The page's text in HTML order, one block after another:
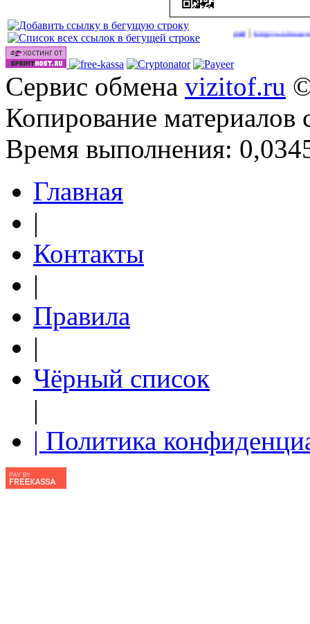
2026 году(40)|http://onlinevideos.cc/go/out.php http://onlinevideos.cc/
Сервис обмена vizitof.ru
Копирование материалов
Время выполнения:
Главная
|
Контакты
|
Правила
|
Чёрный список
|
| Политика